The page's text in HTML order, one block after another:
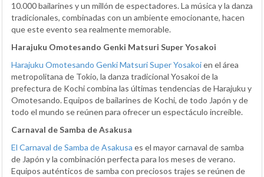
10.000 bailarines y un millón de espectadores. La música y la danza
tradicionales, combinadas con un ambiente emocionante, hacen
que este evento sea realmente memorable.
Harajuku Omotesando Genki Matsuri Super Yosakoi
Harajuku Omotesando Genki Matsuri Super Yosakoien el área
metropolitana de Tokio, la danza tradicional Yosakoi de la
prefectura de Kochi combina las últimas tendencias de Harajuku y
Omotesando. Equipos de bailarines de Kochi, de todo Japón y de
todo el mundo se reúnen para ofrecer un espectáculo increíble.
Carnaval de Samba de Asakusa
El Carnaval de Samba de Asakusa es el mayor carnaval de samba
de Japón y la combinación perfecta para los meses de verano.
Equipos auténticos de samba con preciosos trajes se reúnen de